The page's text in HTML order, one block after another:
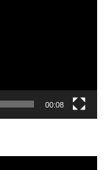
00:08